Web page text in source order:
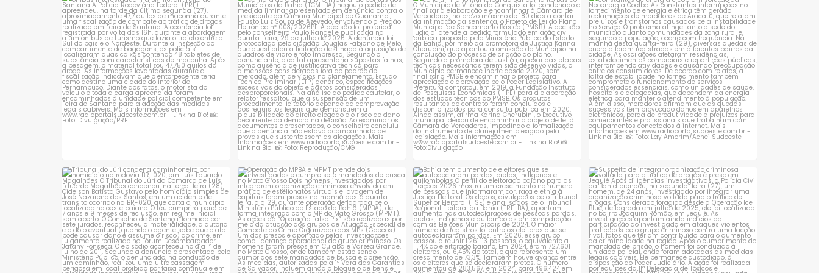
em ônibus...
1 0
licitação da...
1 0
obrigado a...
1 0
quedas constantes...
1 0
Tribunal do Júri condena caminhoneiro
por...
1 0
Operação do MPBA e MPMT prende dois
investigados e...
1 0
Bahia tem aumento de eleitores que se
autodeclaram...
1 0
Suspeito de integrar organização criminosa
voltada...
1 0